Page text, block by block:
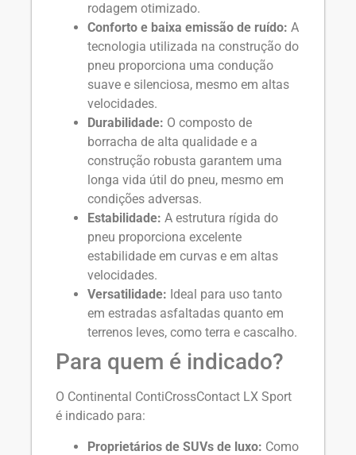
rodagem otimizado.
Conforto e baixa emissão de ruído: A
tecnologia utilizada na construção do
pneu proporciona uma condução
suave e silenciosa, mesmo em altas
velocidades.
Durabilidade: O composto de
borracha de alta qualidade e a
construção robusta garantem uma
longa vida útil do pneu, mesmo em
condições adversas.
Estabilidade: A estrutura rígida do
pneu proporciona excelente
estabilidade em curvas e em altas
velocidades.
Versatilidade: Ideal para uso tanto
em estradas asfaltadas quanto em
terrenos leves, como terra e cascalho.
Para quem é indicado?
O Continental ContiCrossContact LX Sport
é indicado para:
Proprietários de SUVs de luxo: Como